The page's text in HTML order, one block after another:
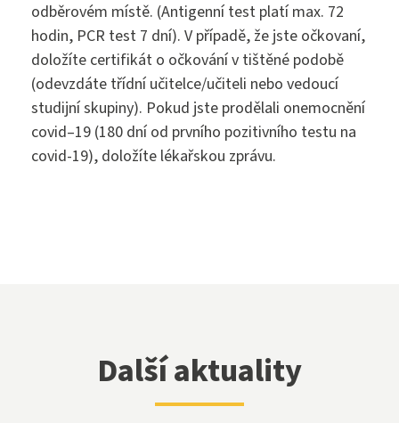
Přijímací zkoušky ›
Maturitní zkouška ›
Praktická sestra
Zdravotnické lyceum
Bezpečnostně právní činnost
VOŠZ
Přijímací zkoušky ›
Absolutoria ›
Kontakty
Jídelníček
odběrovém místě. (Antigenní test platí max. 72
hodin, PCR test 7 dní). V případě, že jste očkovaní,
doložíte certifikát o očkování v tištěné podobě
(odevzdáte třídní učitelce/učiteli nebo vedoucí
studijní skupiny). Pokud jste prodělali onemocnění
covid–19 (180 dní od prvního pozitivního testu na
covid-19), doložíte lékařskou zprávu.
Další aktuality